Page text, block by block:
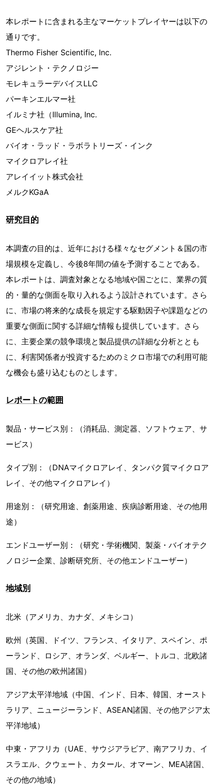
本レポートに含まれる主なマーケットプレイヤーは以下の
通りです。
Thermo Fisher Scientific, Inc.
アジレント・テクノロジー
モレキュラーデバイスLLC
パーキンエルマー社
イルミナ社（Illumina, Inc.
GEヘルスケア社
バイオ・ラッド・ラボラトリーズ・インク
マイクロアレイ社
アレイイット株式会社
メルクKGaA
研究目的
本調査の目的は、近年における様々なセグメント＆国の市
場規模を定義し、今後8年間の値を予測することである。
本レポートは、調査対象となる地域や国ごとに、業界の質
的・量的な側面を取り入れるよう設計されています。さら
に、市場の将来的な成長を規定する駆動因子や課題などの
重要な側面に関する詳細な情報も提供しています。さら
に、主要企業の競争環境と製品提供の詳細な分析ととも
に、利害関係者が投資するためのミクロ市場での利用可能
な機会も盛り込むものとします。
レポートの範囲
製品・サービス別：（消耗品、測定器、ソフトウェア、サ
ービス）
タイプ別：（DNAマイクロアレイ、タンパク質マイクロア
レイ、その他マイクロアレイ）
用途別：（研究用途、創薬用途、疾病診断用途、その他用
途）
エンドユーザー別：（研究・学術機関、製薬・バイオテク
ノロジー企業、診断研究所、その他エンドユーザー）
地域別
北米（アメリカ、カナダ、メキシコ）
欧州（英国、ドイツ、フランス、イタリア、スペイン、ポ
ーランド、ロシア、オランダ、ベルギー、トルコ、北欧諸
国、その他の欧州諸国）
アジア太平洋地域（中国、インド、日本、韓国、オースト
ラリア、ニュージーランド、ASEAN諸国、その他アジア太
平洋地域）
中東・アフリカ（UAE、サウジアラビア、南アフリカ、イ
スラエル、クウェート、カタール、オマーン、MEA諸国、
その他の地域）